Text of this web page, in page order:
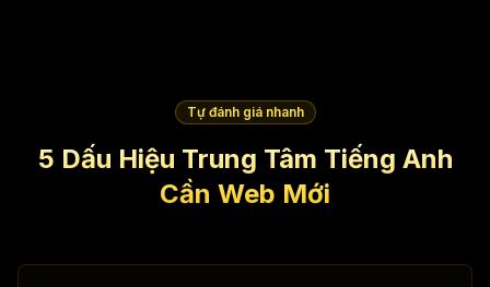
Tự đánh giá nhanh
5 Dấu Hiệu Trung Tâm Tiếng Anh
Cần Web Mới